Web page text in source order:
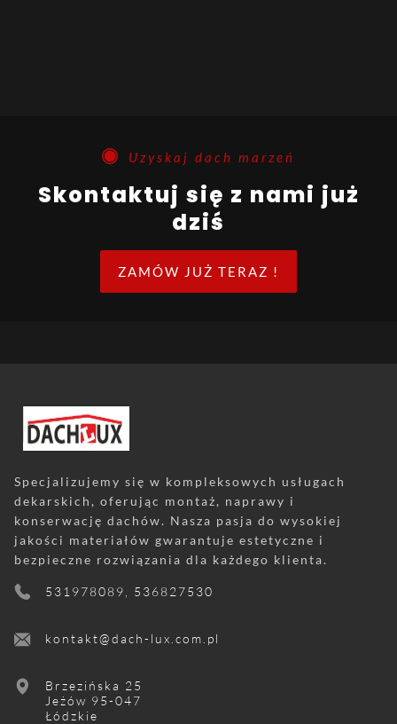
Uzyskaj dach marzeń
Skontaktuj się z nami już
dziś
ZAMÓW JUŻ TERAZ !
Specjalizujemy się w kompleksowych usługach
dekarskich, oferując montaż, naprawy i
konserwację dachów. Nasza pasja do wysokiej
jakości materiałów gwarantuje estetyczne i
bezpieczne rozwiązania dla każdego klienta.
531978089, 536827530
kontakt@dach-lux.com.pl
Brzezińska 25
Jeżów 95-047
Łódzkie